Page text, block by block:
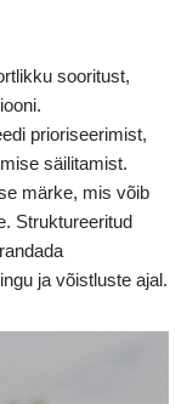
sooritust,
prioriseerimist,
säilitamist.
märke, mis võib
Struktureeritud
ja võistluste ajal.